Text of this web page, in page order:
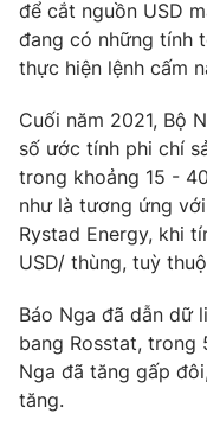
Liên hệ quảng cáo:
® Cấm sao chép dưới
thuận bằng văn bản.
thông tin từ website này.
để cắt nguồn USD
đang có những tính
thực hiện lệnh cấm
Cuối năm 2021, Bộ
số ước tính phi chí
trong khoảng 15 -
như là tương ứng
Rystad Energy, khi
USD/ thùng, tuỳ
Báo Nga đã dẫn dữ
bang Rosstat, trong
Nga đã tăng gấp
tăng.